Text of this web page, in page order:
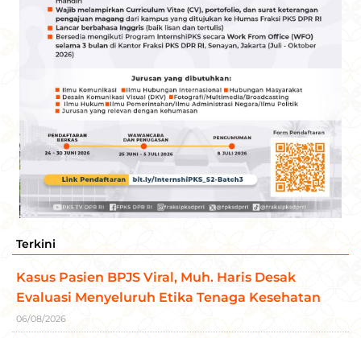
Terkini
Kasus Pasien BPJS Viral, Muh. Haris Desak
Evaluasi Menyeluruh Etika Tenaga Kesehatan
06/08/2026